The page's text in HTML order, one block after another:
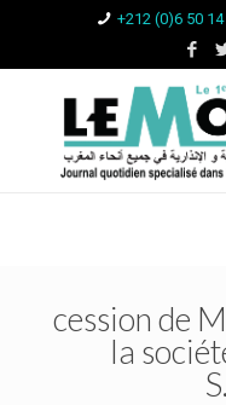
+212 (0)6 50
cession de
la